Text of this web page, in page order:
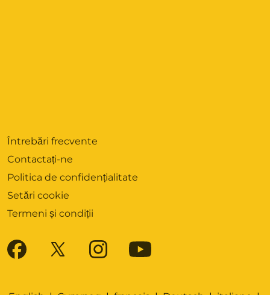
Întrebări frecvente
Contactați-ne
Politica de confidențialitate
Setări cookie
Termeni și condiții